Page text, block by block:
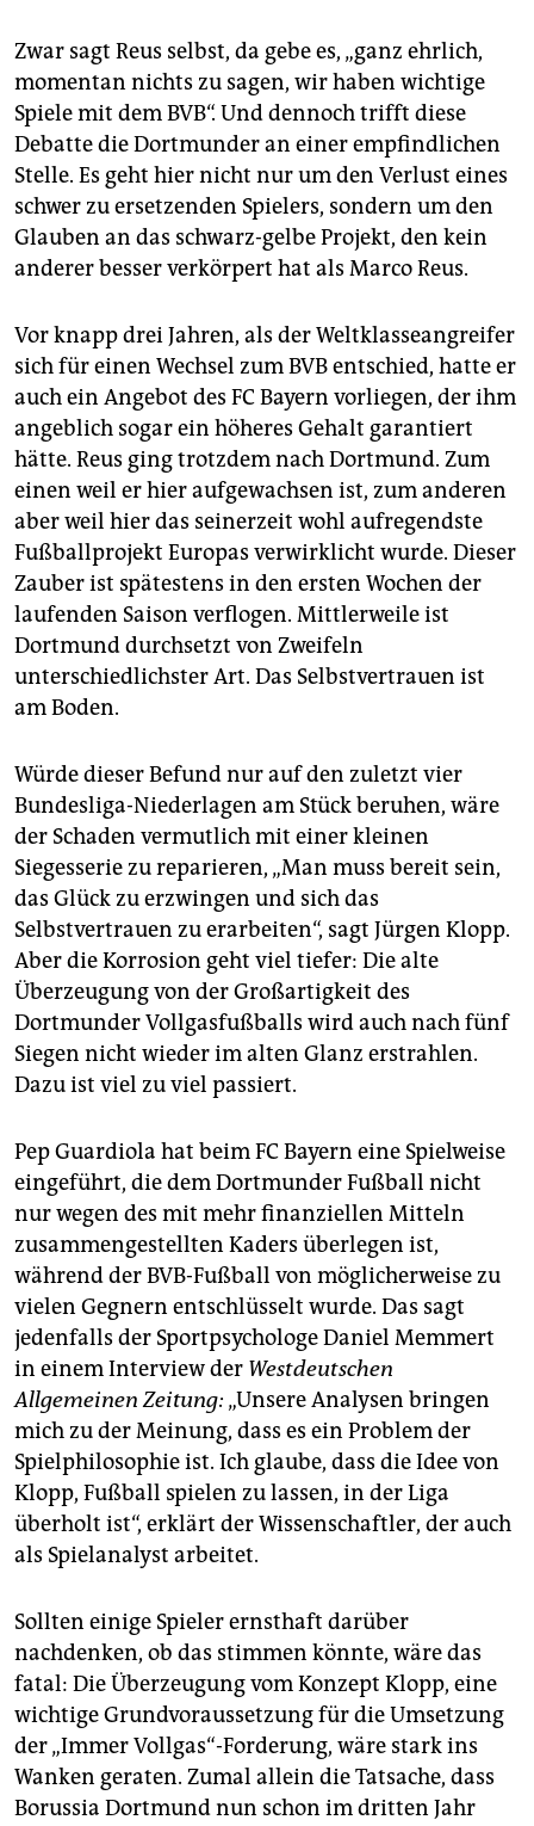
Zwar sagt Reus selbst, da gebe es, „ganz ehrlich,
momentan nichts zu sagen, wir haben wichtige
Spiele mit dem BVB“. Und dennoch trifft diese
Debatte die Dortmunder an einer empfindlichen
Stelle. Es geht hier nicht nur um den Verlust eines
schwer zu ersetzenden Spielers, sondern um den
Glauben an das schwarz-gelbe Projekt, den kein
anderer besser verkörpert hat als Marco Reus.
Vor knapp drei Jahren, als der Weltklasseangreifer
sich für einen Wechsel zum BVB entschied, hatte er
auch ein Angebot des FC Bayern vorliegen, der ihm
angeblich sogar ein höheres Gehalt garantiert
hätte. Reus ging trotzdem nach Dortmund. Zum
einen weil er hier aufgewachsen ist, zum anderen
aber weil hier das seinerzeit wohl aufregendste
Fußballprojekt Europas verwirklicht wurde. Dieser
Zauber ist spätestens in den ersten Wochen der
laufenden Saison verflogen. Mittlerweile ist
Dortmund durchsetzt von Zweifeln
unterschiedlichster Art. Das Selbstvertrauen ist
am Boden.
Würde dieser Befund nur auf den zuletzt vier
Bundesliga-Niederlagen am Stück beruhen, wäre
der Schaden vermutlich mit einer kleinen
Siegesserie zu reparieren, „Man muss bereit sein,
das Glück zu erzwingen und sich das
Selbstvertrauen zu erarbeiten“, sagt Jürgen Klopp.
Aber die Korrosion geht viel tiefer: Die alte
Überzeugung von der Großartigkeit des
Dortmunder Vollgasfußballs wird auch nach fünf
Siegen nicht wieder im alten Glanz erstrahlen.
Dazu ist viel zu viel passiert.
Pep Guardiola hat beim FC Bayern eine Spielweise
eingeführt, die dem Dortmunder Fußball nicht
nur wegen des mit mehr finanziellen Mitteln
zusammengestellten Kaders überlegen ist,
während der BVB-Fußball von möglicherweise zu
vielen Gegnern entschlüsselt wurde. Das sagt
jedenfalls der Sportpsychologe Daniel Memmert
in einem Interview der Westdeutschen
Allgemeinen Zeitung: „Unsere Analysen bringen
mich zu der Meinung, dass es ein Problem der
Spielphilosophie ist. Ich glaube, dass die Idee von
Klopp, Fußball spielen zu lassen, in der Liga
überholt ist“, erklärt der Wissenschaftler, der auch
als Spielanalyst arbeitet.
Sollten einige Spieler ernsthaft darüber
nachdenken, ob das stimmen könnte, wäre das
fatal: Die Überzeugung vom Konzept Klopp, eine
wichtige Grundvoraussetzung für die Umsetzung
der „Immer Vollgas“-Forderung, wäre stark ins
Wanken geraten. Zumal allein die Tatsache, dass
Borussia Dortmund nun schon im dritten Jahr